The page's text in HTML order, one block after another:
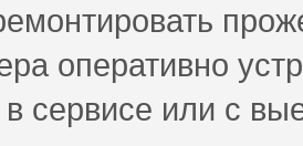
оперативно
в сервисе или с